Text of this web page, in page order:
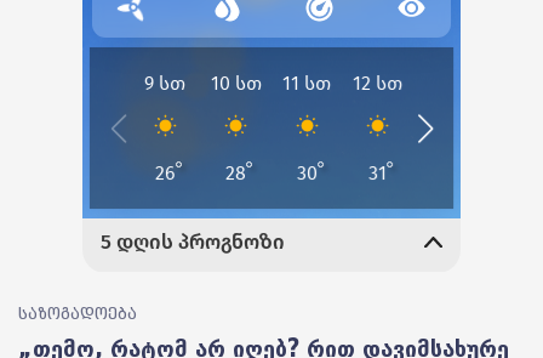
საზოგადოება
„თემო, რატომ არ იღებ? რით დავიმსახურე